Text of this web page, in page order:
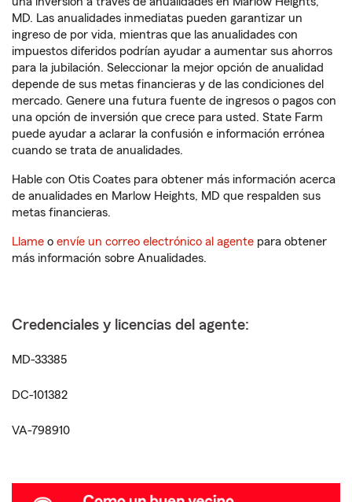
MD. Las anualidades inmediatas pueden garantizar un
ingreso de por vida, mientras que las anualidades con
impuestos diferidos podrían ayudar a aumentar sus ahorros
para la jubilación. Seleccionar la mejor opción de anualidad
depende de sus metas financieras y de las condiciones del
mercado. Genere una futura fuente de ingresos o pagos con
una opción de inversión que crece para usted. State Farm
puede ayudar a aclarar la confusión e información errónea
cuando se trata de anualidades.
Hable con Otis Coates para obtener más información acerca
de anualidades en Marlow Heights, MD que respalden sus
metas financieras.
Llame o envíe un correo electrónico al agente para obtener
más información sobre Anualidades.
Credenciales y licencias del agente:
MD-33385
DC-101382
VA-798910